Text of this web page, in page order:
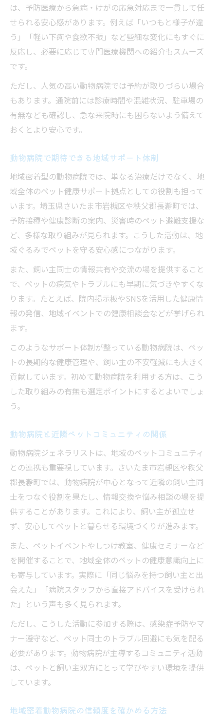
は、予防医療から急病・けがの応急対応まで一貫して任
せられる安心感があります。例えば「いつもと様子が違
う」「軽い下痢や食欲不振」など些細な変化にもすぐに
反応し、必要に応じて専門医療機関への紹介もスムーズ
です。
ただし、人気の高い動物病院では予約が取りづらい場合
もあります。通院前には診療時間や混雑状況、駐車場の
有無なども確認し、急な来院時にも困らないよう備えて
おくとより安心です。
動物病院で期待できる地域サポート体制
地域密着型の動物病院では、単なる治療だけでなく、地
域全体のペット健康サポート拠点としての役割も担って
います。埼玉県さいたま市岩槻区や秩父郡長瀞町では、
予防接種や健康診断の案内、災害時のペット避難支援な
ど、多様な取り組みが見られます。こうした活動は、地
域ぐるみでペットを守る安心感につながります。
また、飼い主同士の情報共有や交流の場を提供すること
で、ペットの病気やトラブルにも早期に気づきやすくな
ります。たとえば、院内掲示板やSNSを活用した健康情
報の発信、地域イベントでの健康相談会などが挙げられ
ます。
このようなサポート体制が整っている動物病院は、ペッ
トの長期的な健康管理や、飼い主の不安軽減にも大きく
貢献しています。初めて動物病院を利用する方は、こう
した取り組みの有無も選定ポイントにするとよいでしょ
う。
動物病院と近隣ペットコミュニティの関係
動物病院ジェネラリストは、地域のペットコミュニティ
との連携も重要視しています。さいたま市岩槻区や秩父
郡長瀞町では、動物病院が中心となって近隣の飼い主同
士をつなぐ役割を果たし、情報交換や悩み相談の場を提
供することがあります。これにより、飼い主が孤立せ
ず、安心してペットと暮らせる環境づくりが進みます。
また、ペットイベントやしつけ教室、健康セミナーなど
を開催することで、地域全体のペットの健康意識向上に
も寄与しています。実際に「同じ悩みを持つ飼い主と出
会えた」「病院スタッフから直接アドバイスを受けられ
た」という声も多く見られます。
ただし、こうした活動に参加する際は、感染症予防やマ
ナー遵守など、ペット同士のトラブル回避にも気を配る
必要があります。動物病院が主導するコミュニティ活動
は、ペットと飼い主双方にとって学びやすい環境を提供
しています。
地域密着動物病院の信頼度を確かめる方法